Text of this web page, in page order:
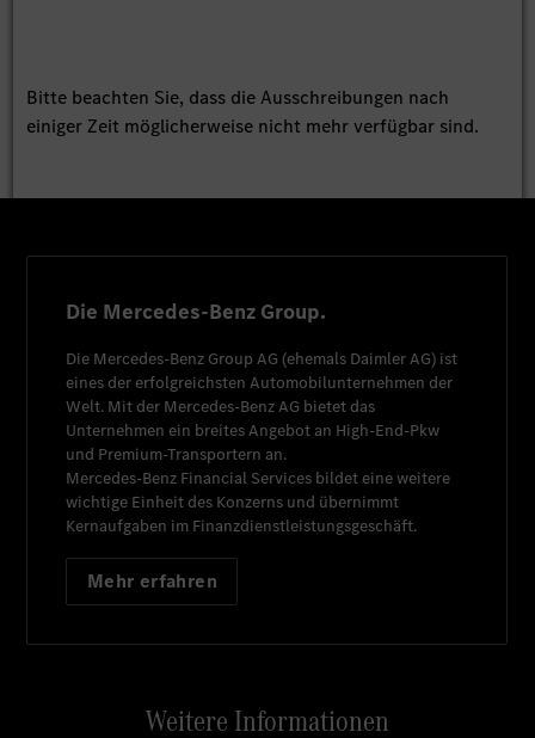
Bitte beachten Sie, dass die Ausschreibungen nach
einiger Zeit möglicherweise nicht mehr verfügbar sind.
Die Mercedes-Benz Group.
Die Mercedes-Benz Group AG (ehemals Daimler AG) ist
eines der erfolgreichsten Automobilunternehmen der
Welt. Mit der Mercedes-Benz AG bietet das
Unternehmen ein breites Angebot an High-End-Pkw
und Premium-Transportern an.
Mercedes-Benz Financial Services bildet eine weitere
wichtige Einheit des Konzerns und übernimmt
Kernaufgaben im Finanzdienstleistungsgeschäft.
Mehr erfahren
Weitere Informationen